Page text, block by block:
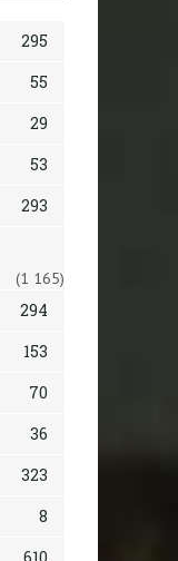
295
55
29
53
293
(1 165)
294
153
70
36
323
8
610